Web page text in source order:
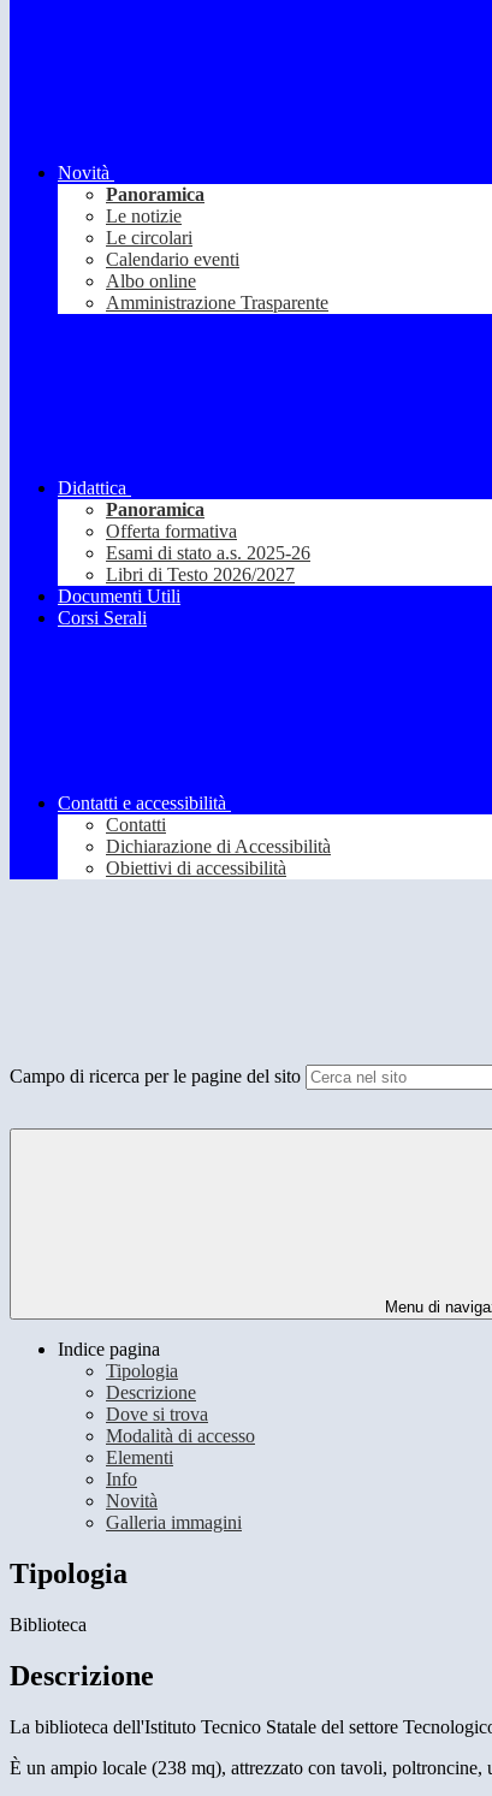
Novità
Panoramica
Le notizie
Le circolari
Calendario eventi
Albo online
Amministrazione Trasparente
Didattica
Panoramica
Offerta formativa
Esami di stato a.s. 2025-26
Libri di Testo 2026/2027
Documenti Utili
Corsi Serali
Contatti e accessibilità
Contatti
Dichiarazione di Accessibilità
Obiettivi di accessibilità
Campo di ricerca per le pagine del sito
Menu di
Indice pagina
Tipologia
Descrizione
Dove si trova
Modalità di accesso
Elementi
Info
Novità
Galleria immagini
Tipologia
Biblioteca
Descrizione
La biblioteca dell'Istituto Tecnico Statale del settore
È un ampio locale (238 mq), attrezzato con tavoli,